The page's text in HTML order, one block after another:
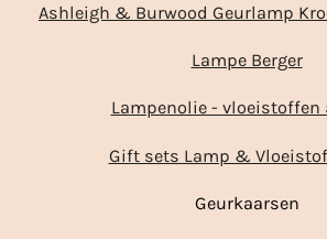
Ashleigh & Burwood Geurlamp
Lampe Berger
Lampenolie - vloeistoffen
Gift sets Lamp &
Geurkaarsen